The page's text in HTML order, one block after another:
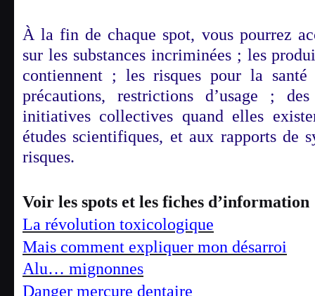
À la fin de chaque spot, vous pourrez
sur les substances incriminées ; les
contiennent ; les risques pour la santé
précautions, restrictions d’usage ;
initiatives collectives quand elles
études scientifiques, et aux rapports de
risques.
Voir les spots et les fiches d’information
La révolution toxicologique
Mais comment expliquer mon désarroi
Alu… mignonnes
Danger mercure dentaire